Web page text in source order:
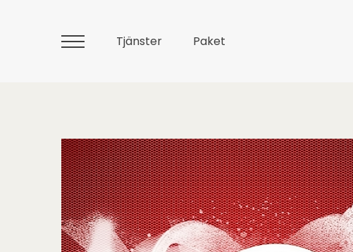
HuvudmenyTjänster Paket